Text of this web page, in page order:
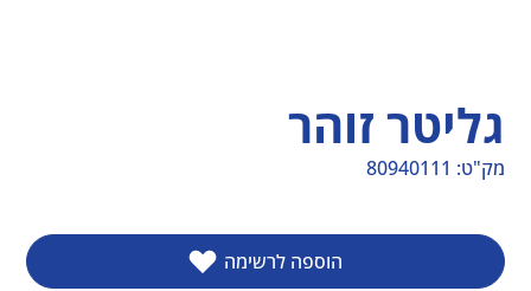
גליטר זוהר
מק"ט:
מק"ט
80940111
80940111
הוספה לרשימה